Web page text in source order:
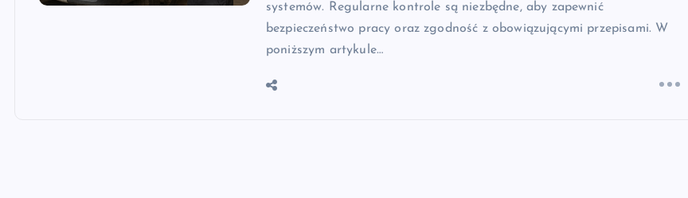
systemów. Regularne kontrole są niezbędne, aby zapewnić
bezpieczeństwo pracy oraz zgodność z obowiązującymi przepisami. W
poniższym artykule…